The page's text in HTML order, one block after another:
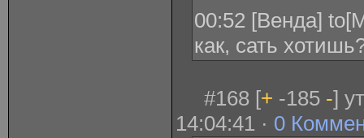
00:52 [Венда]
как, сать
#168 [+ -185 -]
14:04:41 · 0